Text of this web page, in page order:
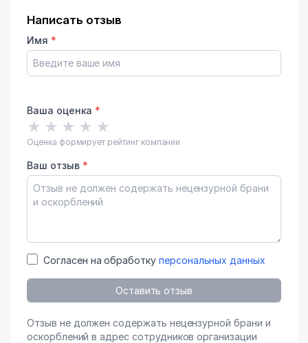
Написать отзыв
Имя *
Ваша оценка *
★ ★ ★ ★ ★
Оценка формирует рейтинг компании
Ваш отзыв *
Согласен на обработку персональных данных
Оставить отзыв
Отзыв не должен содержать нецензурной брани и
оскорблений в адрес сотрудников организации